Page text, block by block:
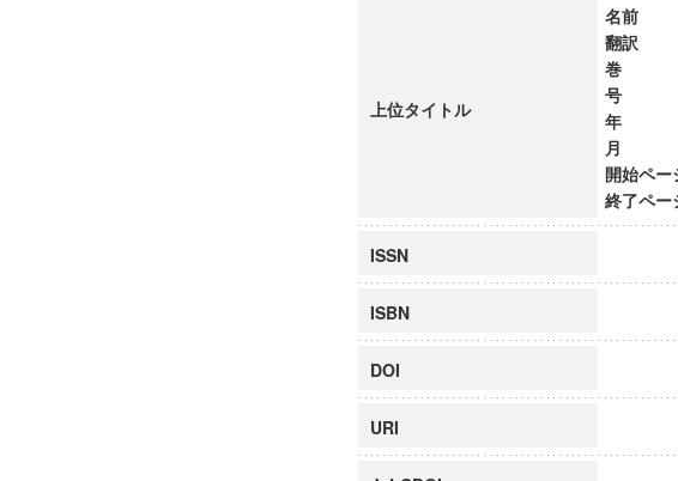
上位タイトル
名前
翻訳
巻
号
年
月
開始ペー
終了ペー
ISSN
ISBN
DOI
URI